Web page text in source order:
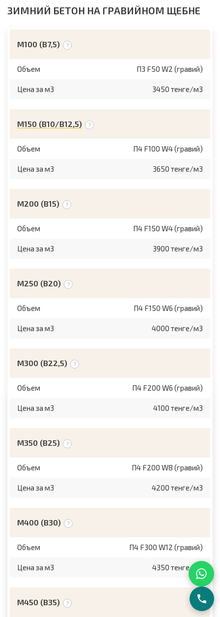
ЗИМНИЙ БЕТОН НА ГРАВИЙНОМ ЩЕБНЕ
М100 (B7,5)
Объем П3 F50 W2 (гравий)
Цена за м3 3450 тенге/м3
М150 (B10/B12,5)
Объем П4 F100 W4 (гравий)
Цена за м3 3650 тенге/м3
М200 (B15)
Объем П4 F150 W4 (гравий)
Цена за м3 3900 тенге/м3
М250 (B20)
Объем П4 F150 W6 (гравий)
Цена за м3 4000 тенге/м3
М300 (B22,5)
Объем П4 F200 W6 (гравий)
Цена за м3 4100 тенге/м3
М350 (B25)
Объем П4 F200 W8 (гравий)
Цена за м3 4200 тенге/м3
M400 (B30)
Объем П4 F300 W12 (гравий)
Цена за м3 4350 тенге/м3
М450 (B35)